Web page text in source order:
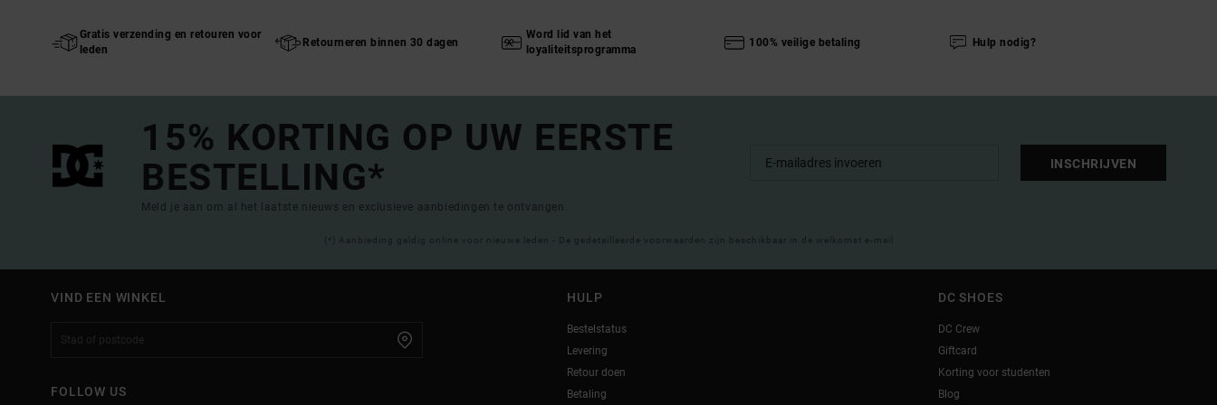
Gratis verzending en retouren voor
leden
Retourneren binnen 30 dagen
Word lid van het
loyaliteitsprogramma
100% veilige betaling Hulp nodig?
15% KORTING OP UW EERSTE
BESTELLING*
Meld je aan om al het laatste nieuws en exclusieve aanbiedingen te ontvangen.
INSCHRIJVEN
(*) Aanbieding geldig online voor nieuwe leden - De gedetailleerde voorwaarden zijn beschikbaar in de welkomst e-mail
VIND EEN WINKEL
FOLLOW US
HULP
Bestelstatus
Levering
Retour doen
Betaling
DC SHOES
DC Crew
Giftcard
Korting voor studenten
Blog